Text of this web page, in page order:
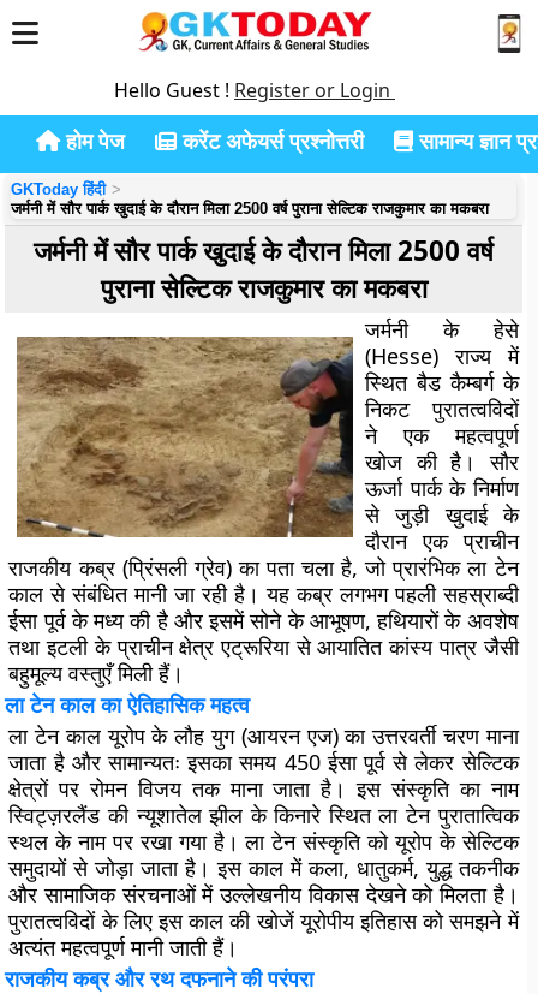
Hello Guest ! Register or Login
होम पेज करेंट अफेयर्स प्रश्नोत्तरी सामान्य ज्ञान
GKToday हिंदी
जर्मनी में सौर पार्क खुदाई के दौरान मिला 2500 वर्ष पुराना सेल्टिक राजकुमार का मकबरा
जर्मनी में सौर पार्क खुदाई के दौरान मिला 2500 वर्ष
पुराना सेल्टिक राजकुमार का मकबरा
जर्मनी के हेसे
(Hesse) राज्य में
स्थित बैड कैम्बर्ग के
निकट पुरातत्वविदों
ने एक महत्वपूर्ण
खोज की है। सौर
ऊर्जा पार्क के निर्माण
से जुड़ी खुदाई के
दौरान एक प्राचीन
राजकीय कब्र (प्रिंसली ग्रेव) का पता चला है, जो प्रारंभिक ला टेन
काल से संबंधित मानी जा रही है। यह कब्र लगभग पहली सहस्राब्दी
ईसा पूर्व के मध्य की है और इसमें सोने के आभूषण, हथियारों के अवशेष
तथा इटली के प्राचीन क्षेत्र एट्रूरिया से आयातित कांस्य पात्र जैसी
बहुमूल्य वस्तुएँ मिली हैं।
ला टेन काल का ऐतिहासिक महत्व
ला टेन काल यूरोप के लौह युग (आयरन एज) का उत्तरवर्ती चरण माना
जाता है और सामान्यतः इसका समय 450 ईसा पूर्व से लेकर सेल्टिक
क्षेत्रों पर रोमन विजय तक माना जाता है। इस संस्कृति का नाम
स्विट्ज़रलैंड की न्यूशातेल झील के किनारे स्थित ला टेन पुरातात्विक
स्थल के नाम पर रखा गया है। ला टेन संस्कृति को यूरोप के सेल्टिक
समुदायों से जोड़ा जाता है। इस काल में कला, धातुकर्म, युद्ध तकनीक
और सामाजिक संरचनाओं में उल्लेखनीय विकास देखने को मिलता है।
पुरातत्वविदों के लिए इस काल की खोजें यूरोपीय इतिहास को समझने में
अत्यंत महत्वपूर्ण मानी जाती हैं।
राजकीय कब्र और रथ दफनाने की परंपरा